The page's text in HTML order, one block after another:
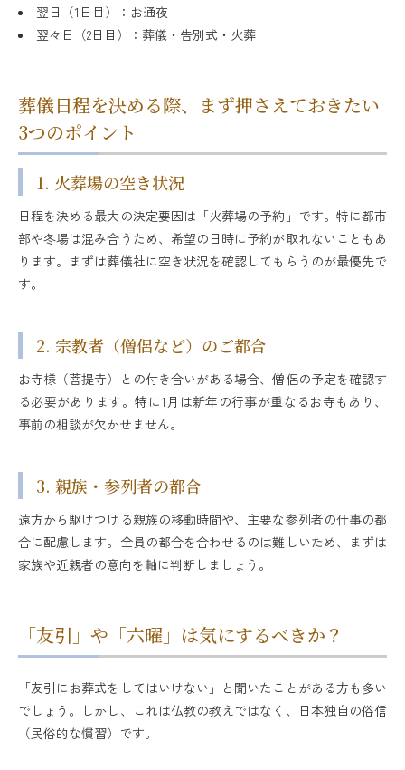
翌日（1日目）：お通夜
翌々日（2日目）：葬儀・告別式・火葬
葬儀日程を決める際、まず押さえておきたい
3つのポイント
1. 火葬場の空き状況
日程を決める最大の決定要因は「火葬場の予約」です。特に都市
部や冬場は混み合うため、希望の日時に予約が取れないこともあ
ります。まずは葬儀社に空き状況を確認してもらうのが最優先で
す。
2. 宗教者（僧侶など）のご都合
お寺様（菩提寺）との付き合いがある場合、僧侶の予定を確認す
る必要があります。特に1月は新年の行事が重なるお寺もあり、
事前の相談が欠かせません。
3. 親族・参列者の都合
遠方から駆けつける親族の移動時間や、主要な参列者の仕事の都
合に配慮します。全員の都合を合わせるのは難しいため、まずは
家族や近親者の意向を軸に判断しましょう。
「友引」や「六曜」は気にするべきか？
「友引にお葬式をしてはいけない」と聞いたことがある方も多い
でしょう。しかし、これは仏教の教えではなく、日本独自の俗信
（民俗的な慣習）です。